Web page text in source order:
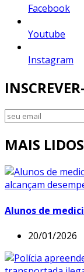
Facebook
Youtube
Instagram
MAIS LIDOS
Alunos de
20/01/2026